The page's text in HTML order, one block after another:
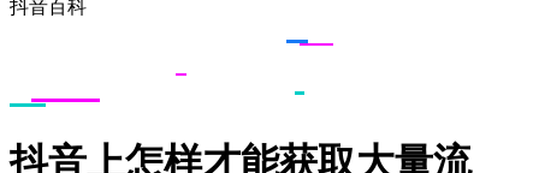
抖音百科
抖音上怎样才能获取大量流